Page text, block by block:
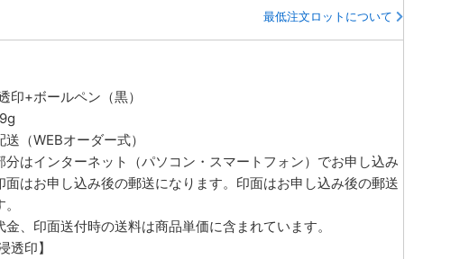
最低注文ロットについて
印+ボールペン（黒）
（WEBオーダー式）
分はインターネット（パソコン・スマートフォン）でお申し込み
面はお申し込み後の郵送になります。印面はお申し込み後の郵送
金、印面送付時の送料は商品単価に含まれています。
透印】